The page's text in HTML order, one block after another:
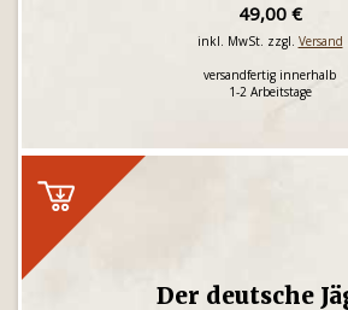
49,00 €
inkl. MwSt. zzgl. Versand
versandfertig innerhalb
1-2 Arbeitstage
Der deutsche